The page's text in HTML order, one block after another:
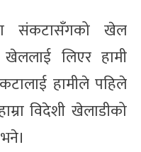
संकटासँगको खेल
खेललाई लिएर हामी
हामीले पहिले
विदेशी खेलाडीको